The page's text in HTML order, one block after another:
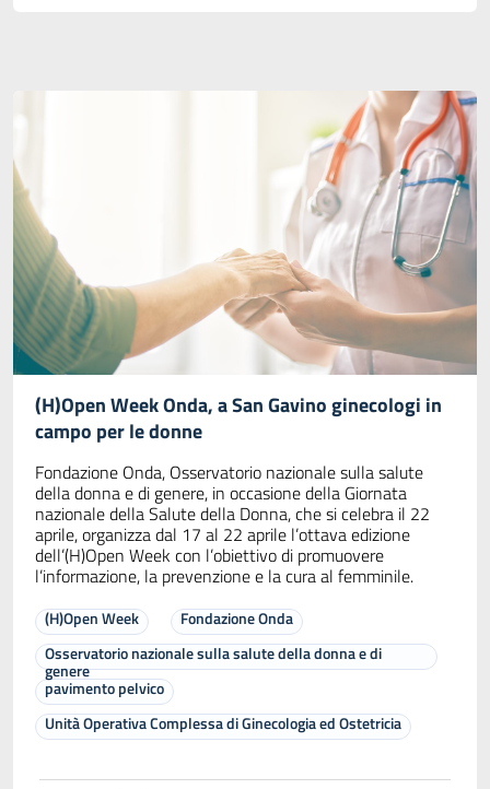
(H)Open Week Onda, a San Gavino ginecologi in
campo per le donne
Fondazione Onda, Osservatorio nazionale sulla salute
della donna e di genere, in occasione della Giornata
nazionale della Salute della Donna, che si celebra il 22
aprile, organizza dal 17 al 22 aprile l’ottava edizione
dell’(H)Open Week con l’obiettivo di promuovere
l’informazione, la prevenzione e la cura al femminile.
(H)Open Week
Fondazione Onda
Osservatorio nazionale sulla salute della donna e di
genere
pavimento pelvico
Unità Operativa Complessa di Ginecologia ed Ostetricia